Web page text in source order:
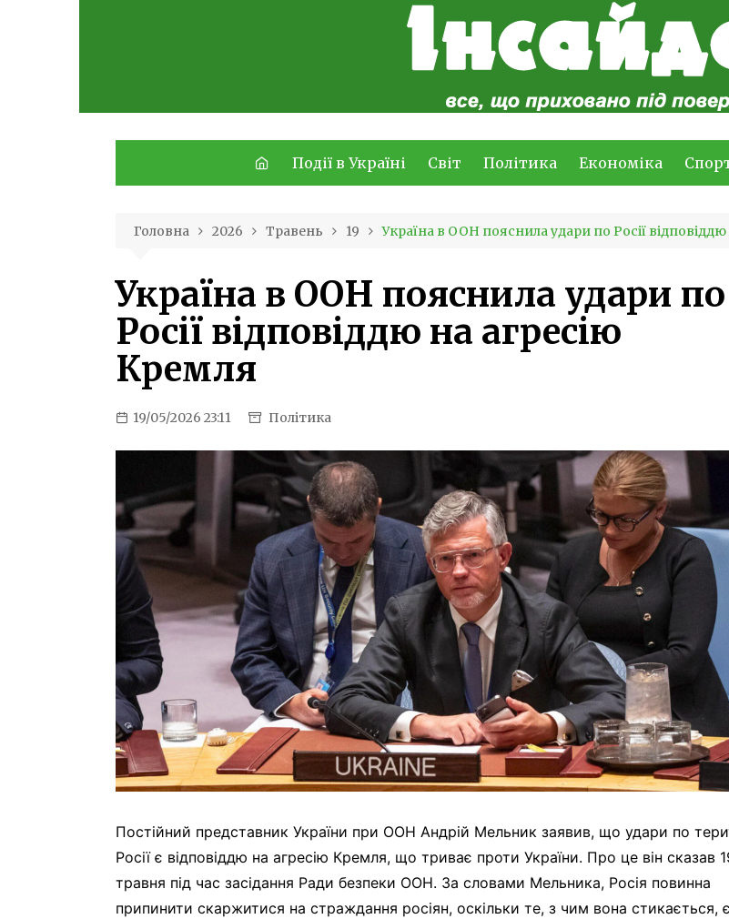
Події в Україні Світ Політика Економіка
Головна 2026 Травень 19 Україна в ООН пояснила удари по Росії
Україна в ООН пояснила удари по
Росії відповіддю на агресію
Кремля
19/05/2026 23:11 Політика
Постійний представник України при ООН Андрій Мельник заявив, що удари по
Росії є відповіддю на агресію Кремля, що триває проти України. Про це він сказав
травня під час засідання Ради безпеки ООН. За словами Мельника, Росія повинна
припинити скаржитися на страждання росіян, оскільки те, з чим вона стикається, є